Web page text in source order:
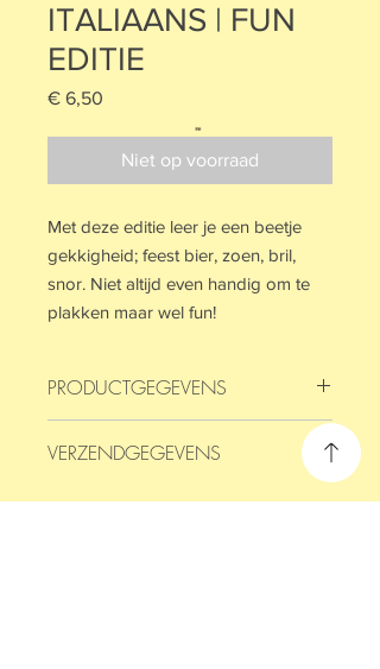
ITALIAANS | FUN
EDITIE
€ 6,50
Niet op voorraad
Met deze editie leer je een beetje
gekkigheid; feest bier, zoen, bril,
snor. Niet altijd even handig om te
plakken maar wel fun!
PRODUCTGEGEVENS
Ieder blokje bevat 50 vellen met 50
verschillende woorden.
VERZENDGEGEVENS